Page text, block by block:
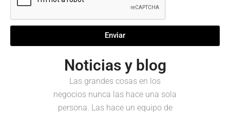
Enviar
Noticias y blog
Las grandes cosas en los
negocios nunca las hace una sola
persona. Las hace un equipo de